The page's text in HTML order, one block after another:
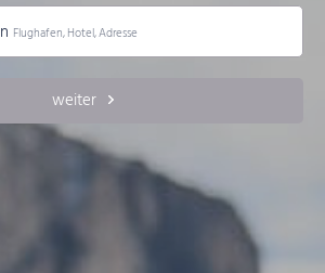
Flughafen, Hotel, Adresse
weiter